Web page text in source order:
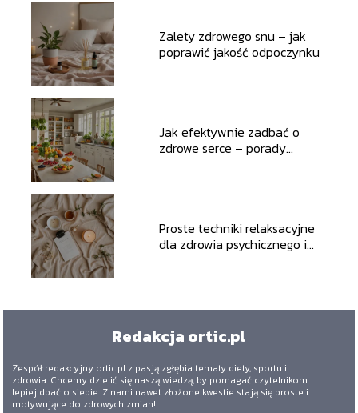
Zalety zdrowego snu – jak
poprawić jakość odpoczynku
Jak efektywnie zadbać o
zdrowe serce – porady
Proste techniki relaksacyjne
dla zdrowia psychicznego i
Redakcja ortic.pl
Zespół redakcyjny ortic.pl z pasją zgłębia tematy diety, sportu i
zdrowia. Chcemy dzielić się naszą wiedzą, by pomagać czytelnikom
lepiej dbać o siebie. Z nami nawet złożone kwestie stają się proste i
motywujące do zdrowych zmian!